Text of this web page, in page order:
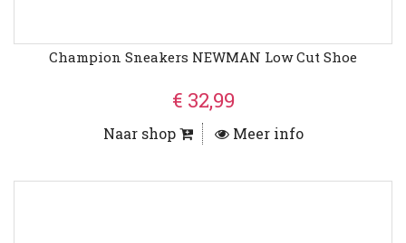
Champion Sneakers NEWMAN Low Cut Shoe
€ 32,99
Naar shop Meer info